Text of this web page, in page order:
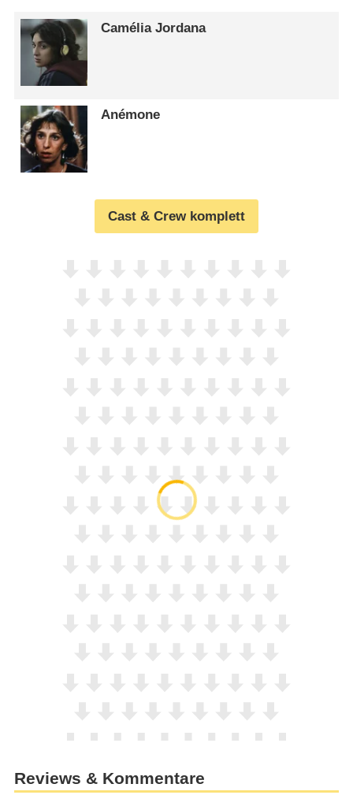
Camélia Jordana
Anémone
Cast & Crew komplett
Reviews & Kommentare